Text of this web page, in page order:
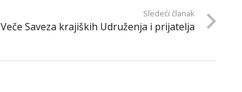
Sledeći članak
Veče Saveza krajiških Udruženja i prijatelja